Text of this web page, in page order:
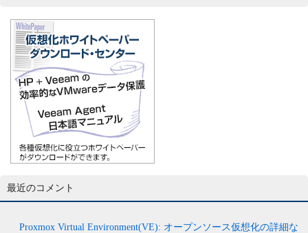
最近のコメント
Proxmox Virtual Environment(VE): オープンソース仮想化の詳細な